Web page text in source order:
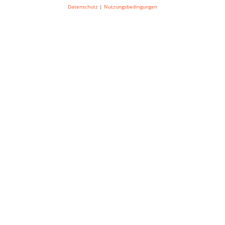
Datenschutz | Nutzungsbedingungen